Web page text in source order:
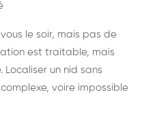
le soir, mais pas de
est traitable, mais
un nid sans
voire impossible